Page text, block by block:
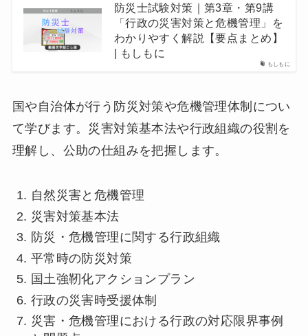
もしもに
防災士試験対策｜第3章・第9講
「行政の災害対策と危機管理」を
わかりやすく解説【要点まとめ】
| もしもに
国や自治体が行う防災対策や危機管理体制につい
て学びます。災害対策基本法や行政組織の役割を
理解し、公助の仕組みを把握します。
自然災害と危機管理
災害対策基本法
防災・危機管理に関する行政組織
平常時の防災対策
国土強靭化アクションプラン
行政の災害時受援体制
災害・危機管理における行政の対応限界事例